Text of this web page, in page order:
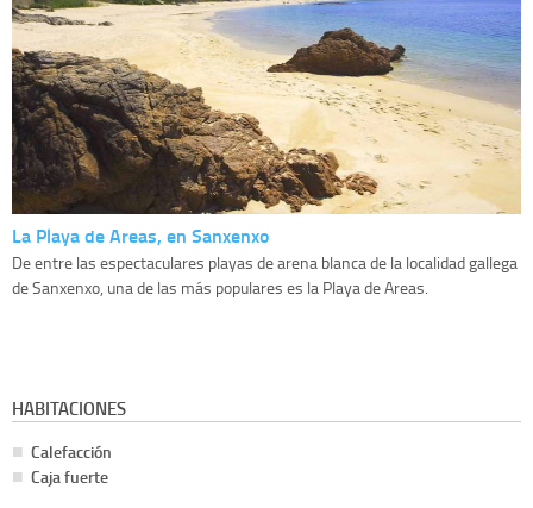
La Playa de Areas, en Sanxenxo
De entre las espectaculares playas de arena blanca de la localidad gallega
de Sanxenxo, una de las más populares es la Playa de Areas.
HABITACIONES
Calefacción
Caja fuerte